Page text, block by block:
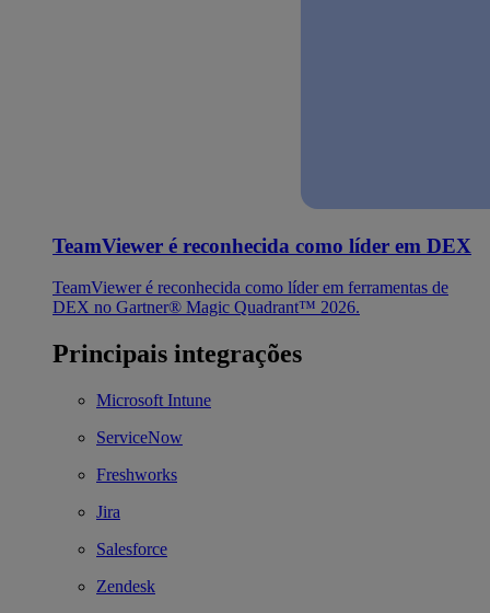
TeamViewer é reconhecida como líder em DEX
TeamViewer é reconhecida como líder em ferramentas de
DEX no Gartner® Magic Quadrant™ 2026.
Principais integrações
Microsoft Intune
ServiceNow
Freshworks
Jira
Salesforce
Zendesk